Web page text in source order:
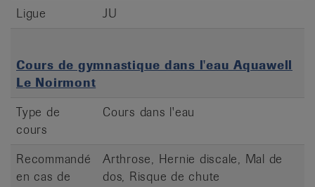
Ligue
JU
Cours de gymnastique dans l'eau Aquawell
Le Noirmont
Type de
cours
Cours dans l'eau
Recommandé
en cas de
Arthrose, Hernie discale, Mal de
dos, Risque de chute